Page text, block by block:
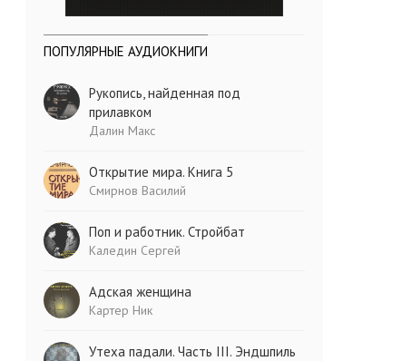
ПОПУЛЯРНЫЕ АУДИОКНИГИ
Рукопись, найденная под
прилавком
Далин Макс
Открытие мира. Книга 5
Смирнов Василий
Поп и работник. Стройбат
Каледин Сергей
Адская женщина
Картер Ник
Утеха падали. Часть III. Эндшпиль